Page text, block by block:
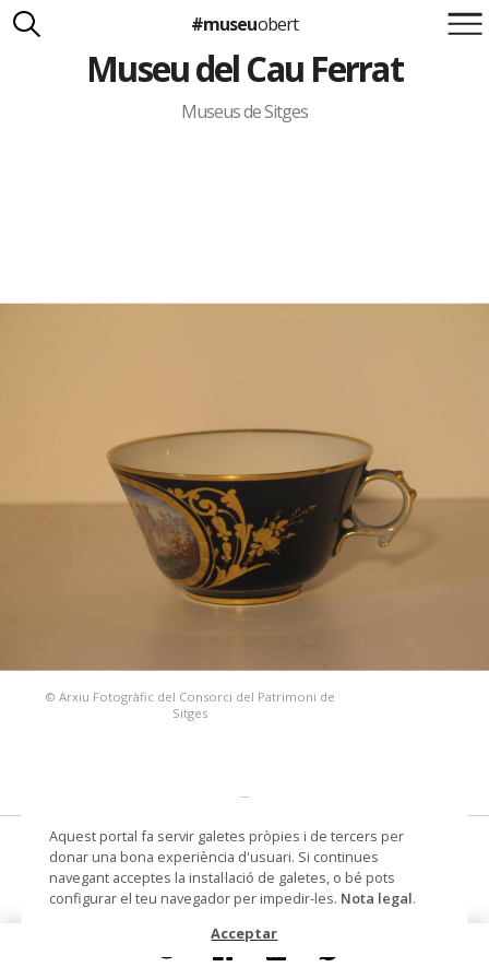
Suma't a la iniciativa
Carlota Royo
Francesca Barcellona
#museuobert
Museu del Cau Ferrat
Museus de Sitges
© Arxiu Fotogràfic del Consorci del Patrimoni de
Sitges
tassa
Autoria Manufactura Madrassi (fàbrica
de porcellana)
Aquest portal fa servir galetes pròpies i de tercers per
donar una bona experiència d'usuari. Si continues
navegant acceptes la instal·lació de galetes, o bé pots
configurar el teu navegador per impedir-les. Nota legal.
Acceptar